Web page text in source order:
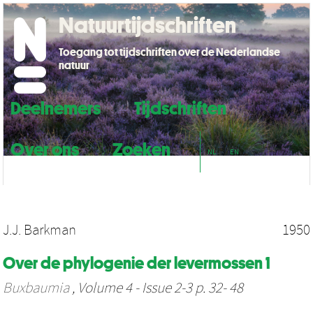
Deelnemers
Tijdschriften
Over ons
Zoeken NL EN
Natuurtijdschriften
Toegang tot tijdschriften over de Nederlandse
natuur
J.J. Barkman 1950
Over de phylogenie der levermossen 1
Buxbaumia, Volume 4 - Issue 2-3 p. 32- 48